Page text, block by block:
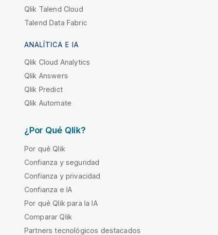
Qlik Talend Cloud
Talend Data Fabric
ANALÍTICA E IA
Qlik Cloud Analytics
Qlik Answers
Qlik Predict
Qlik Automate
¿Por Qué Qlik?
Por qué Qlik
Confianza y seguridad
Confianza y privacidad
Confianza e IA
Por qué Qlik para la IA
Comparar Qlik
Partners tecnológicos destacados